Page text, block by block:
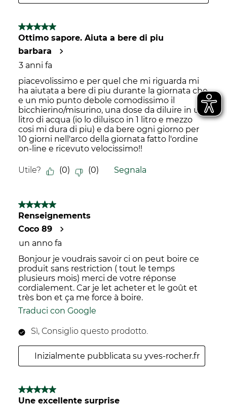
5 su 5 stelle.
Ottimo sapore. Aiuta a bere di piu
barbara
3 anni fa
piacevolissimo e per quel che mi riguarda mi
ha aiutata a bere di piu durante la giornata che
e un mio punto debole comodissimo il
bicchierino/misurino, una dose da diluire in un
litro di acqua (io lo diluisco in 1 litro e mezzo
cosi mi dura di piu) e da bere ogni giorno per
10 giorni nell'arco della giornata fatto l'ordine
on-line e ricevuto velocissimo!!
Utile? (0) (0) Segnala
5 su 5 stelle.
Renseignements
Coco 89
un anno fa
Bonjour je voudrais savoir ci on peut boire ce
produit sans restriction ( tout le temps
plusieurs mois) merci de votre réponse
cordialement. Car je let acheter et le goût et
très bon et ça me force à boire.
Traduci con Google
Sì, Consiglio questo prodotto.
Inizialmente pubblicata su yves-rocher.fr
5 su 5 stelle.
Une excellente surprise